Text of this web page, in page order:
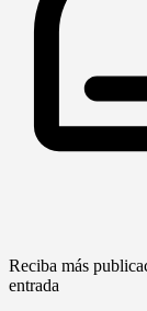
Reciba más
entrada